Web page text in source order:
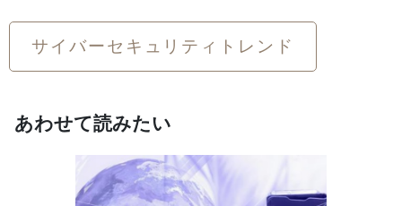
サイバーセキュリティトレンド
あわせて読みたい